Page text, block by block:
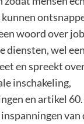
woord over
diensten, wel
en spreekt
inschakeling,
en artikel
van